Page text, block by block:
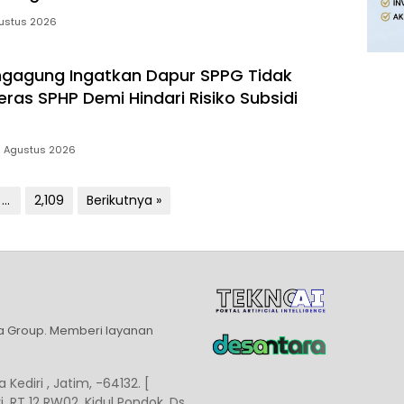
2026
Ingatkan Dapur SPPG Tidak
SPHP Demi Hindari Risiko Subsidi
Agustus 2026
… 2,109 Berikutnya »
Group. Memberi layanan
Kediri , Jatim, -64132. [